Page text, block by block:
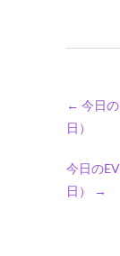
← 今日
日）
今日の
日）
→